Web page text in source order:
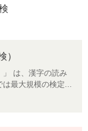
）
」 は、漢字の読み
は最大規模の検定...